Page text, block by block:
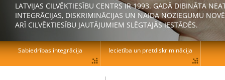
LATVIJAS CILVĒKTIESĪBU CENTRS IR 1993. GADĀ DIBINĀTA
INTEGRĀCIJAS, DISKRIMINĀCIJAS UN NAIDA NOZIEGUMU
ARĪ CILVĒKTIESĪBU JAUTĀJUMIEM SLĒGTAJĀS IESTĀDĒS.
Sabiedrības integrācija Iecietība un pretdiskriminācija